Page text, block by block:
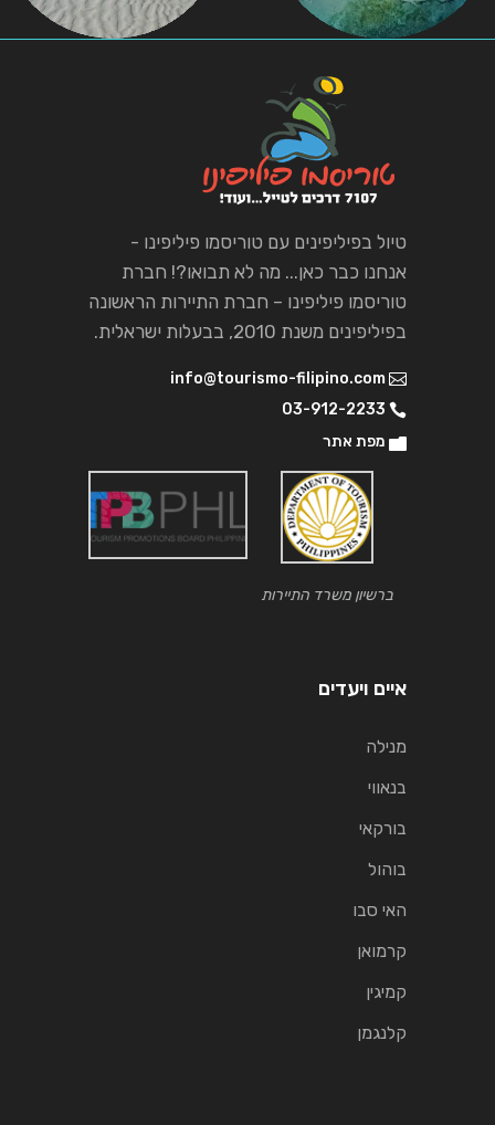
טיול בפיליפינים עם טוריסמו פיליפינו -
אנחנו כבר כאן... מה לא תבואו?! חברת
טוריסמו פיליפינו – חברת התיירות הראשונה
בפיליפינים משנת 2010, בבעלות ישראלית.
info@tourismo-filipino.com
03-912-2233
מפת אתר
ברשיון משרד התיירות
איים ויעדים
מנילה
בנאווי
בורקאי
בוהול
האי סבו
קרמואן
קמיגין
קלנגמן